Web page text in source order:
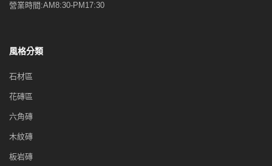
營業時間:AM8:30-PM17:30
風格分類
石材區
花磚區
六角磚
木紋磚
板岩磚